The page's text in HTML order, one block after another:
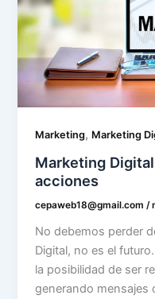
Marketing, Marketing
Marketing
acciones
cepaweb18@gmail.com /
No debemos perder
Digital, no es el
la posibilidad de ser
generando mensajes